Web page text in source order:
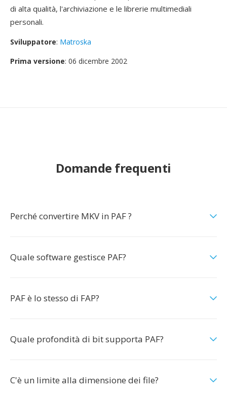
di alta qualità, l'archiviazione e le librerie multimediali
personali.
Sviluppatore: Matroska
Prima versione: 06 dicembre 2002
Domande frequenti
Perché convertire MKV in PAF ?
Quale software gestisce PAF?
PAF è lo stesso di FAP?
Quale profondità di bit supporta PAF?
C'è un limite alla dimensione dei file?